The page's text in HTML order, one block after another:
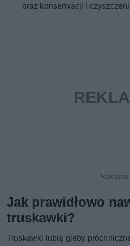
oraz konserwacji i
Jak prawidłowo
truskawki?
Truskawki lubią gleby